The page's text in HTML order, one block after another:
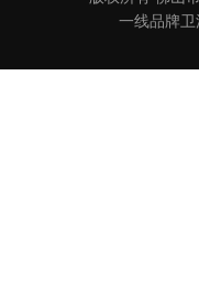
一线品牌卫